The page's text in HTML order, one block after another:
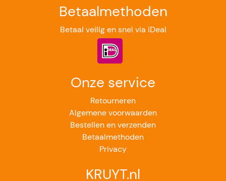
Betaalmethoden
Betaal veilig en snel via iDeal
Onze service
Retourneren
Algemene voorwaarden
Bestellen en verzenden
Betaalmethoden
Privacy
KRUYT.nl